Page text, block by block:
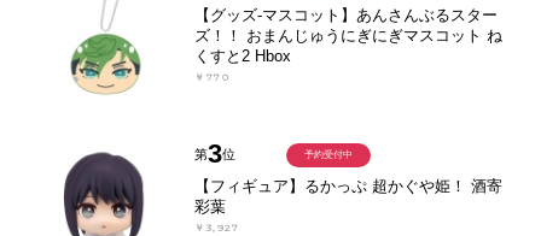
【グッズ-マスコット】あんさんぶるスター
ズ！！ おまんじゅうにぎにぎマスコット ね
くすと2 Hbox
￥770
第3位
【フィギュア】るかっぷ 超かぐや姫！ 酒寄
彩葉
￥3,927
予約受付中